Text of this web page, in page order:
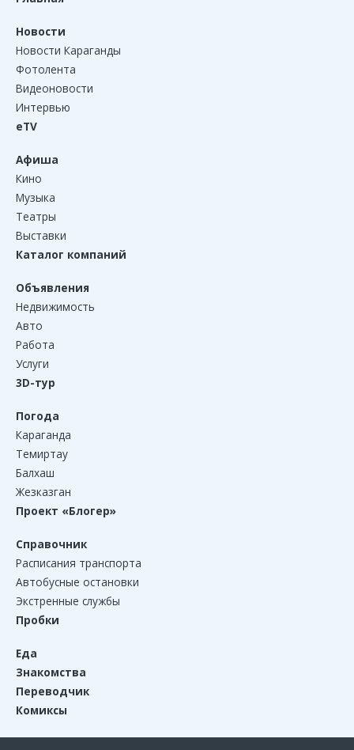
Новости
Новости Караганды
Фотолента
Видеоновости
Интервью
eTV
Афиша
Кино
Музыка
Театры
Выставки
Каталог компаний
Объявления
Недвижимость
Авто
Работа
Услуги
3D-тур
Погода
Караганда
Темиртау
Балхаш
Жезказган
Проект «Блогер»
Справочник
Расписания транспорта
Автобусные остановки
Экстренные службы
Пробки
Еда
Знакомства
Переводчик
Комиксы